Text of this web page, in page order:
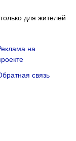
для жителей
на
связь